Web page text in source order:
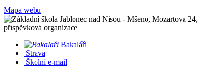
Mapa webu
Bakaláři
Strava
Školní e-mail